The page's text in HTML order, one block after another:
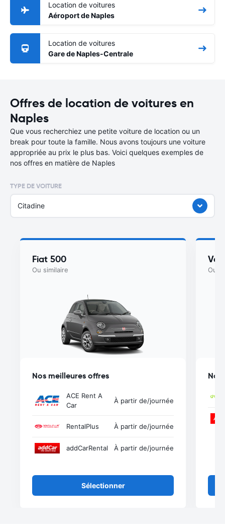
Location de voitures
Aéroport de Naples
Location de voitures
Gare de Naples-Centrale
Offres de location de voitures en
Naples
Que vous recherchiez une petite voiture de location ou un
break pour toute la famille. Nous avons toujours une voiture
appropriée au prix le plus bas. Voici quelques exemples de
nos offres en matière de Naples
TYPE DE VOITURE
Citadine
Fiat 500
Ou similaire
Nos meilleures offres
ACE Rent A
Car
À partir de/journée
RentalPlus À partir de/journée
addCarRental À partir de/journée
Sélectionner
Ou
Nos